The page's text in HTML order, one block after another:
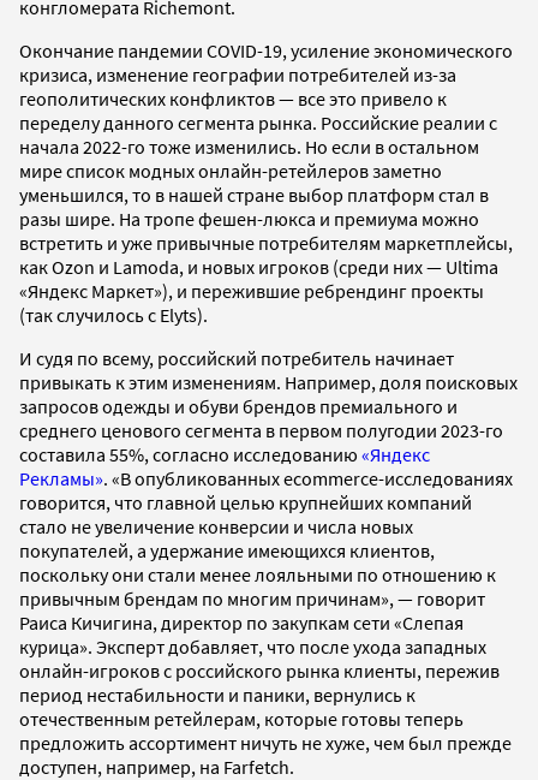
конгломерата Richemont.
Окончание пандемии COVID-19, усиление экономического
кризиса, изменение географии потребителей из-за
геополитических конфликтов — все это привело к
переделу данного сегмента рынка. Российские реалии с
начала 2022-го тоже изменились. Но если в остальном
мире список модных онлайн-ретейлеров заметно
уменьшился, то в нашей стране выбор платформ стал в
разы шире. На тропе фешен-люкса и премиума можно
встретить и уже привычные потребителям маркетплейсы,
как Ozon и Lamoda, и новых игроков (среди них — Ultima
«Яндекс Маркет»), и пережившие ребрендинг проекты
(так случилось с Elyts).
И судя по всему, российский потребитель начинает
привыкать к этим изменениям. Например, доля поисковых
запросов одежды и обуви брендов премиального и
среднего ценового сегмента в первом полугодии 2023-го
составила 55%, согласно исследованию «Яндекс
Рекламы». «В опубликованных ecommerce-исследованиях
говорится, что главной целью крупнейших компаний
стало не увеличение конверсии и числа новых
покупателей, а удержание имеющихся клиентов,
поскольку они стали менее лояльными по отношению к
привычным брендам по многим причинам», — говорит
Раиса Кичигина, директор по закупкам сети «Слепая
курица». Эксперт добавляет, что после ухода западных
онлайн-игроков с российского рынка клиенты, пережив
период нестабильности и паники, вернулись к
отечественным ретейлерам, которые готовы теперь
предложить ассортимент ничуть не хуже, чем был прежде
доступен, например, на Farfetch.